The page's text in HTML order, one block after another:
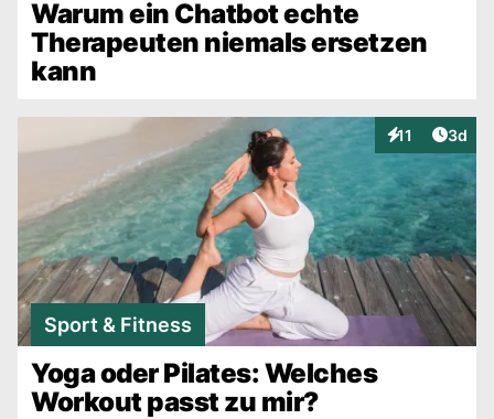
Warum ein Chatbot echte
Therapeuten niemals ersetzen
kann
11
Interaktionen
3d
Sport & Fitness
Yoga oder Pilates: Welches
Workout passt zu mir?